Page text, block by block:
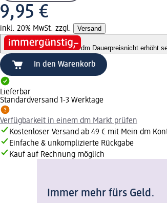
9,95 €
inkl. 20% MwSt. zzgl. Versand
dm Dauerpreisnicht erhöht
In den Warenkorb
Lieferbar
Standardversand 1-3 Werktage
Verfügbarkeit in einem dm Markt prüfen
Kostenloser Versand ab 49 € mit Mein dm
Einfache & unkomplizierte Rückgabe
Kauf auf Rechnung möglich
Immer mehr fürs Geld.